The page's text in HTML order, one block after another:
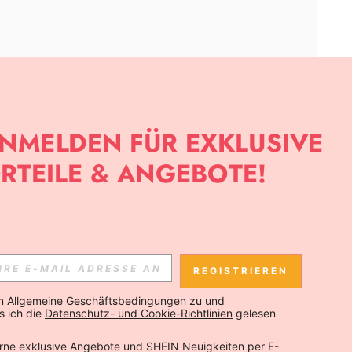
APP
ANMELDEST, KANNST DU DIE NEUESTEN TRENDS VOR
DICH JEDERZEIT ABMELDEN).
Abonnieren
Abonnieren
REGISTRIEREN
Allgemeine Geschäftsbedingungen zu und
ich die Datenschutz- und Cookie-Richtlinien gelesen
exklusive Angebote und SHEIN Neuigkeiten per E-